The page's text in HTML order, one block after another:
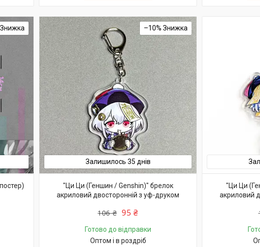
–10%
Залишилось 35 днів
"Ци Ци (Геншин / Genshin)" брелок
акриловий двосторонній з уф-друком
106 ₴ 95 ₴
Готово до відправки
Оптом і в роздріб
"Ци Ци
акриловий